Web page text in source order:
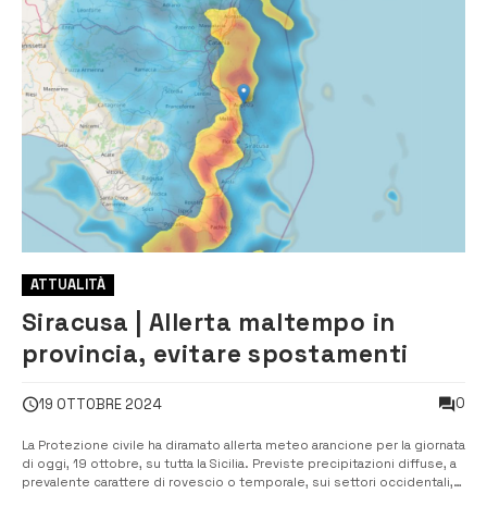
ATTUALITÀ
Siracusa | Allerta maltempo in
provincia, evitare spostamenti
19 OTTOBRE 2024 0
La Protezione civile ha diramato allerta meteo arancione per la giornata
di oggi, 19 ottobre, su tutta la Sicilia. Previste precipitazioni diffuse, a
prevalente carattere di rovescio o temporale, sui settori occidentali,